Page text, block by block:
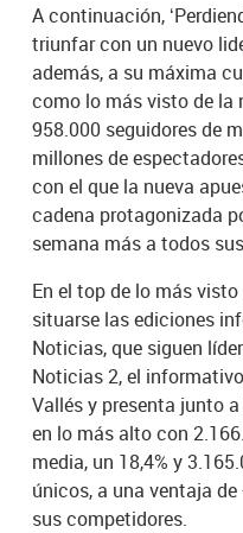
A continuación,
triunfar con un nuevo
además, a su máxima
como lo más visto de la
958.000 seguidores de
millones de
con el que la nueva
cadena protagonizada
semana más a todos
En el top de lo más
situarse las ediciones
Noticias, que siguen
Noticias 2, el
Vallés y presenta junto
en lo más alto con
media, un 18,4% y
únicos, a una ventaja
sus competidores.